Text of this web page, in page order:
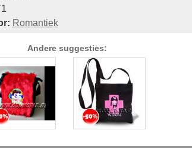
Romantiek
Andere suggesties: